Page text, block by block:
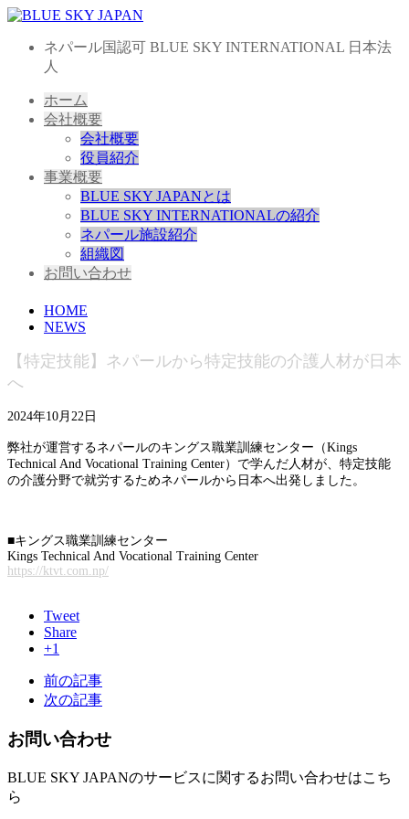
ネパール国認可 BLUE SKY INTERNATIONAL 日本法
人
ホーム
会社概要
会社概要
役員紹介
事業概要
BLUE SKY JAPANとは
BLUE SKY INTERNATIONALの紹介
ネパール施設紹介
組織図
お問い合わせ
HOME
NEWS
【特定技能】ネパールから特定技能の介護人材が日本
へ
2024年10月22日
弊社が運営するネパールのキングス職業訓練センター（Kings
Technical And Vocational Training Center）で学んだ人材が、特定技能
の介護分野で就労するためネパールから日本へ出発しました。
■キングス職業訓練センター
Kings Technical And Vocational Training Center
https://ktvt.com.np/
Tweet
Share
+1
前の記事
次の記事
お問い合わせ
BLUE SKY JAPANのサービスに関するお問い合わせはこち
ら